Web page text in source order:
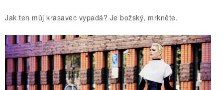
Jak ten můj krasavec vypadá? Je božský, mrkněte.